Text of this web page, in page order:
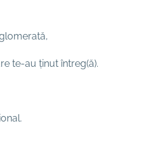
te-au ținut întreg(ă).